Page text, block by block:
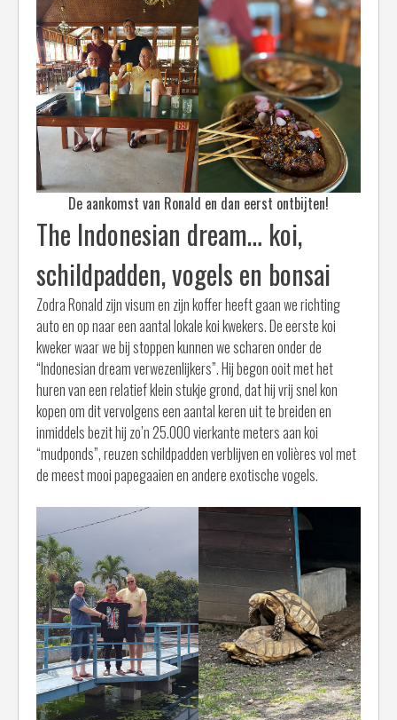
De aankomst van Ronald en dan eerst ontbijten!
The Indonesian dream… koi,
schildpadden, vogels en bonsai
Zodra Ronald zijn visum en zijn koffer heeft gaan we richting
auto en op naar een aantal lokale koi kwekers. De eerste koi
kweker waar we bij stoppen kunnen we scharen onder de
“Indonesian dream verwezenlijkers”. Hij begon ooit met het
huren van een relatief klein stukje grond, dat hij vrij snel kon
kopen om dit vervolgens een aantal keren uit te breiden en
inmiddels bezit hij zo’n 25.000 vierkante meters aan koi
“mudponds”, reuzen schildpadden verblijven en volières vol met
de meest mooi papegaaien en andere exotische vogels.